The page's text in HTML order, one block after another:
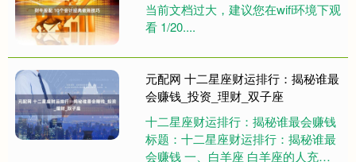
当前文档过大，建议您在wifi环境下观
看 1/20....
元配网 十二星座财运排行：揭秘谁最
会赚钱_投资_理财_双子座
十二星座财运排行：揭秘谁最会赚钱
标题：十二星座财运排行：揭秘谁最
会赚钱 一、白羊座 白羊座的人充满